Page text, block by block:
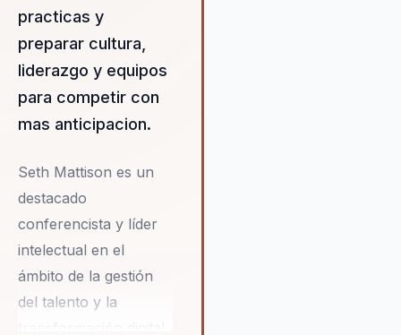
practicas y
preparar cultura,
liderazgo y equipos
para competir con
mas anticipacion.
Seth Mattison es un
destacado
conferencista y líder
intelectual en el
ámbito de la gestión
del talento y la